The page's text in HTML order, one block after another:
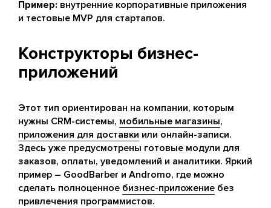
Пример: внутренние корпоративные приложения
и тестовые MVP для стартапов.
Конструкторы бизнес-
приложений
Этот тип ориентирован на компании, которым
нужны CRM-системы, мобильные магазины,
приложения для доставки или онлайн-записи.
Здесь уже предусмотрены готовые модули для
заказов, оплаты, уведомлений и аналитики. Яркий
пример – GoodBarber и Andromo, где можно
сделать полноценное бизнес-приложение без
привлечения программистов.